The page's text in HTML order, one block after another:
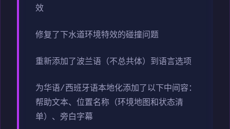
效
修复了下水道环境特效的碰撞问题
重新添加了波兰语（不总共体）到语言选项
为华语/西班牙语本地化添加了以下中间容：
帮助文本、位置名称（环境地图和状态清
单）、旁白字幕